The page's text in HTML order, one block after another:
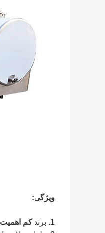
ویژگی:
1. برند کم اهمیت